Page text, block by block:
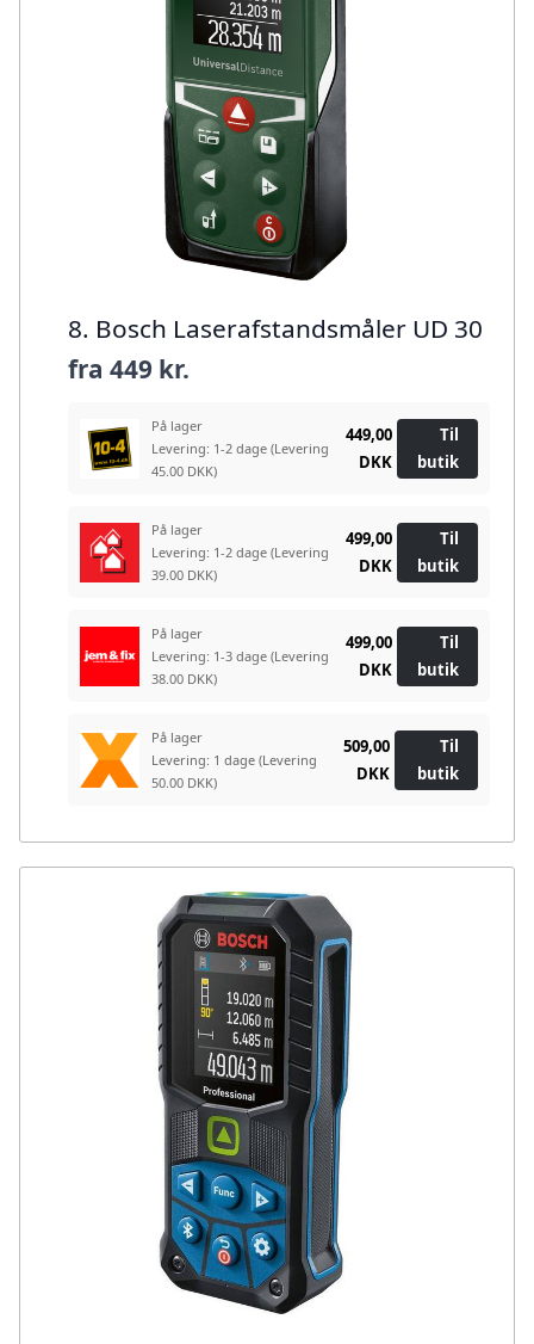
8. Bosch Laserafstandsmåler UD 30
fra 449 kr.
På lager
Levering: 1-2 dage (Levering
45.00 DKK)
449,00
DKK
Til
butik
På lager
Levering: 1-2 dage (Levering
39.00 DKK)
499,00
DKK
Til
butik
På lager
Levering: 1-3 dage (Levering
38.00 DKK)
499,00
DKK
Til
butik
På lager
Levering: 1 dage (Levering
50.00 DKK)
509,00
DKK
Til
butik